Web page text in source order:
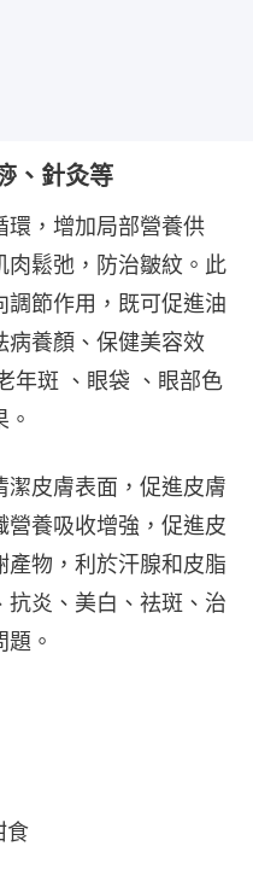
、針灸等
環，增加局部營養供
肉鬆弛，防治皺紋。此
調節作用，既可促進油
病養顏、保健美容效
年斑 、眼袋 、眼部色
皮膚表面，促進皮膚
養吸收增強，促進皮
產物，利於汗腺和皮脂
抗炎、美白、祛斑、治
。
食